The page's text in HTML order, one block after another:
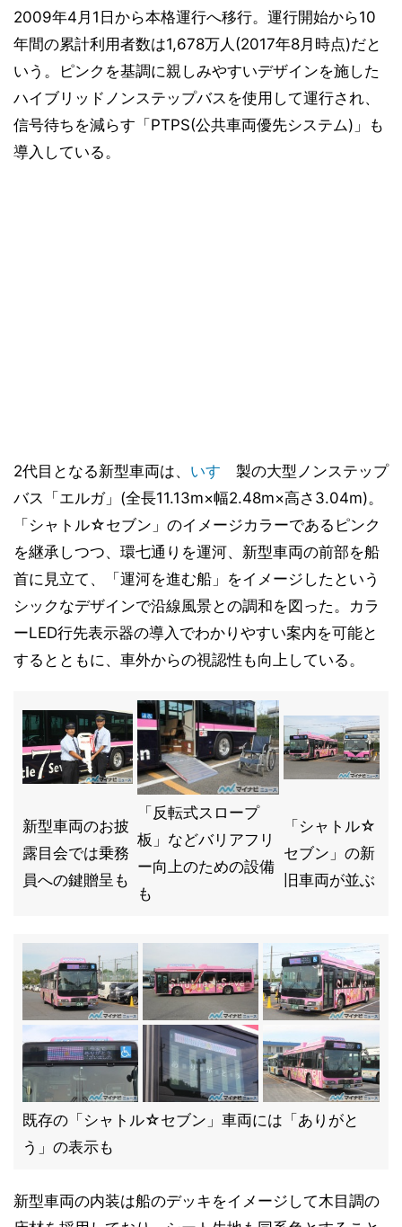
2009年4月1日から本格運行へ移行。運行開始から10
年間の累計利用者数は1,678万人(2017年8月時点)だと
いう。ピンクを基調に親しみやすいデザインを施した
ハイブリッドノンステップバスを使用して運行され、
信号待ちを減らす「PTPS(公共車両優先システム)」も
導入している。
2代目となる新型車両は、 いすゞ 製の大型ノンステップ
バス「エルガ」(全長11.13m×幅2.48m×高さ3.04m)。
「シャトル☆セブン」のイメージカラーであるピンク
を継承しつつ、環七通りを運河、新型車両の前部を船
首に見立て、「運河を進む船」をイメージしたという
シックなデザインで沿線風景との調和を図った。カラ
ーLED行先表示器の導入でわかりやすい案内を可能と
するとともに、車外からの視認性も向上している。
新型車両のお披
露目会では乗務
員への鍵贈呈も
「反転式スロープ
板」などバリアフリ
ー向上のための設備
も
「シャトル☆
セブン」の新
旧車両が並ぶ
既存の「シャトル☆セブン」車両には「ありがと
う」の表示も
新型車両の内装は船のデッキをイメージして木目調の